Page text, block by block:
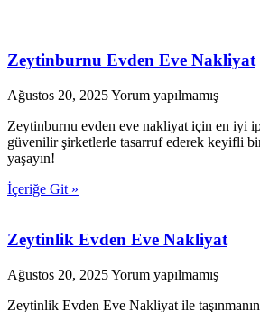
Zeytinburnu Evden Eve Nakliyat
Ağustos 20, 2025Yorum yapılmamış
Zeytinburnu evden eve nakliyat için en iyi
güvenilir şirketlerle tasarruf ederek keyifli
yaşayın!
İçeriğe Git »
Zeytinlik Evden Eve Nakliyat
Ağustos 20, 2025Yorum yapılmamış
Zeytinlik Evden Eve Nakliyat ile